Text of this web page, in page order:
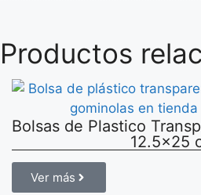
Productos
Bolsas de Plastico
12.5×25
Ver más